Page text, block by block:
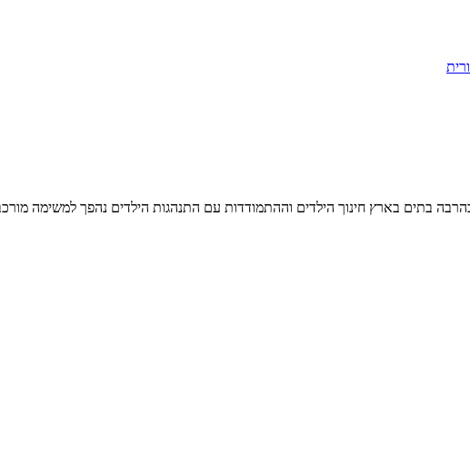
בתים בארץ חינוך הילדים וההתמודדות עם התנהגות הילדים נהפך למשימה